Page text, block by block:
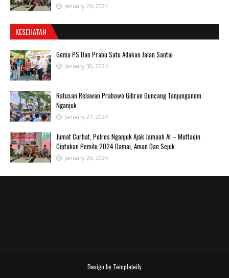
January 26, 2024
KESEHATAN
Gema PS Dan Prabu Satu Adakan Jalan Santai
January 30, 2024
Ratusan Relawan Prabowo Gibran Guncang Tanjunganom
Nganjuk
January 27, 2024
Jumat Curhat, Polres Nganjuk Ajak Jamaah Al – Muttaqin
Ciptakan Pemilu 2024 Damai, Aman Dan Sejuk
January 26, 2024
Design by Templateify